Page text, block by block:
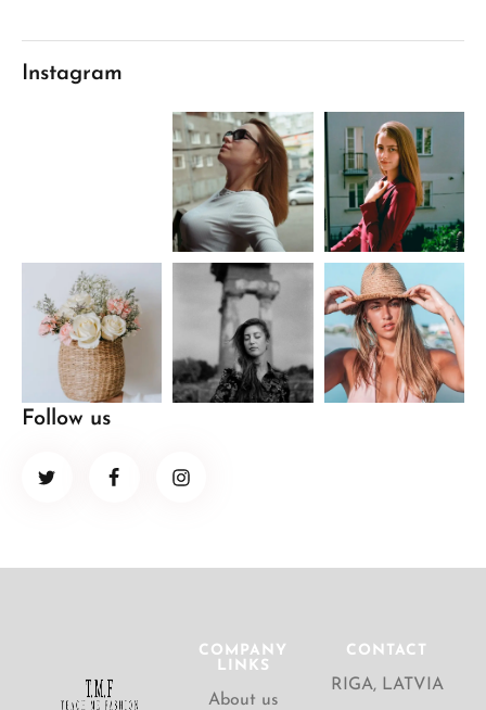
Instagram
Follow us
COMPANY
LINKS
About us
CONTACT
RIGA, LATVIA